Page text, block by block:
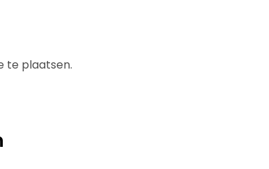
te plaatsen.